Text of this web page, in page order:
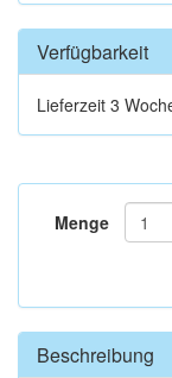
Verfügbarkeit
Lieferzeit 3
Menge
Beschreibung